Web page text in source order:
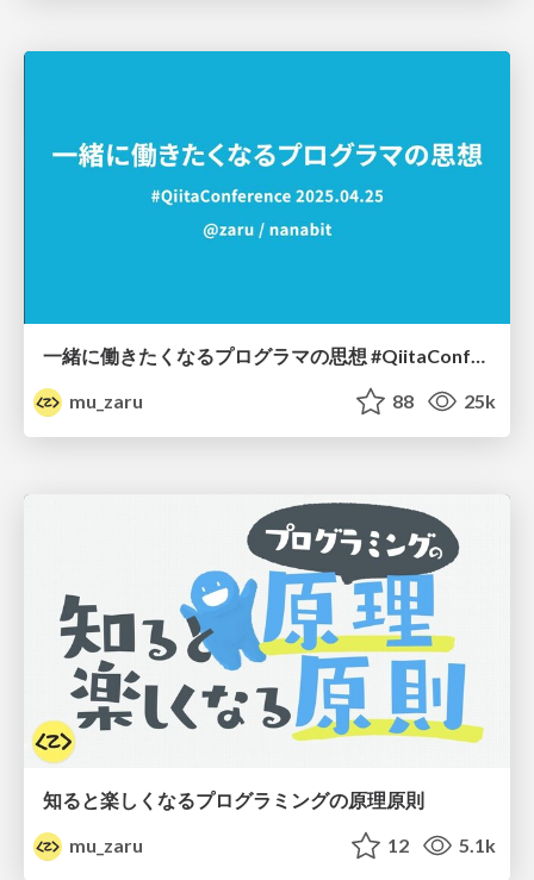
一緒に働きたくなるプログラマの思想 #QiitaConference
mu_zaru
88 25k
知ると楽しくなるプログラミングの原理原則
mu_zaru
12 5.1k